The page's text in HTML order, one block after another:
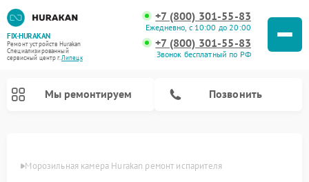
FIX-HURAKAN
Ремонт устройств Hurakan
Специализированный
cервисный центр г.Липецк
+7 (800) 301-55-83
Ежедневно, с 10:00 до 20:00
+7 (800) 301-55-83
Звонок бесплатный по РФ
Мы ремонтируем Позвонить
Морозильная камера Hurakan ремонт испарителя